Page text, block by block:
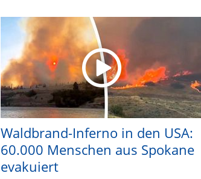
Waldbrand-Inferno in den USA:
60.000 Menschen aus Spokane
evakuiert